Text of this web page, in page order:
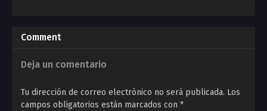
Comment
Deja un comentario
Tu dirección de correo electrónico no será publicada. Los
campos obligatorios están marcados con *